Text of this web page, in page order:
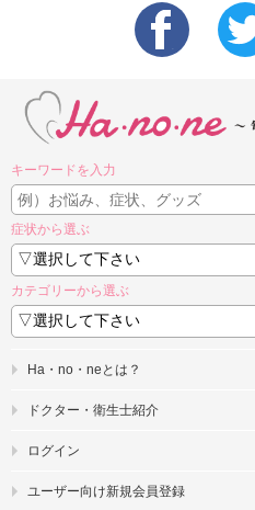
キーワードを入力
症状から選ぶ
カテゴリーから選ぶ
Ha・no・neとは？
ドクター・衛生士紹介
ログイン
ユーザー向け新規会員登録